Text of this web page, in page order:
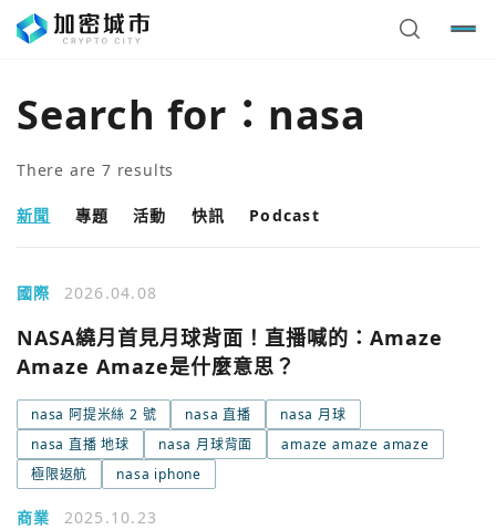
Search for： nasa
There are 7 results
新聞 專題 活動 快訊 Podcast
國際 2026.04.08
NASA繞月首見月球背面！直播喊的：Amaze
Amaze Amaze是什麼意思？
nasa 阿提米絲 2 號 nasa 直播
nasa 月球
nasa 直播 地球
nasa 月球背面
amaze amaze amaze
極限返航
nasa iphone
商業 2025.10.23